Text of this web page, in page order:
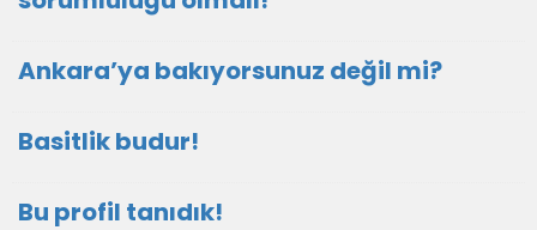
Ankara’ya bakıyorsunuz değil mi?
Basitlik budur!
Bu profil tanıdık!